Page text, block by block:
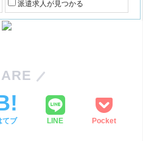
派遣求人が見つかる
てブ LINE Pocket